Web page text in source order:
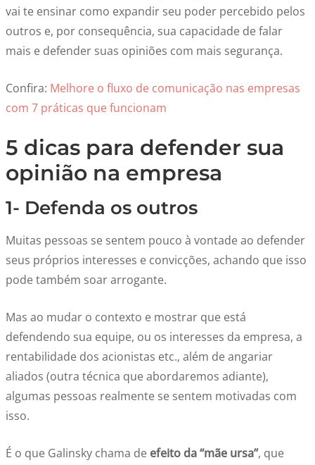
vai te ensinar como expandir seu poder percebido pelos
outros e, por consequência, sua capacidade de falar
mais e defender suas opiniões com mais segurança.
Confira: Melhore o fluxo de comunicação nas empresas
com 7 práticas que funcionam
5 dicas para defender sua
opinião na empresa
1- Defenda os outros
Muitas pessoas se sentem pouco à vontade ao defender
seus próprios interesses e convicções, achando que isso
pode também soar arrogante.
Mas ao mudar o contexto e mostrar que está
defendendo sua equipe, ou os interesses da empresa, a
rentabilidade dos acionistas etc., além de angariar
aliados (outra técnica que abordaremos adiante),
algumas pessoas realmente se sentem motivadas com
isso.
É o que Galinsky chama de efeito da “mãe ursa”, que